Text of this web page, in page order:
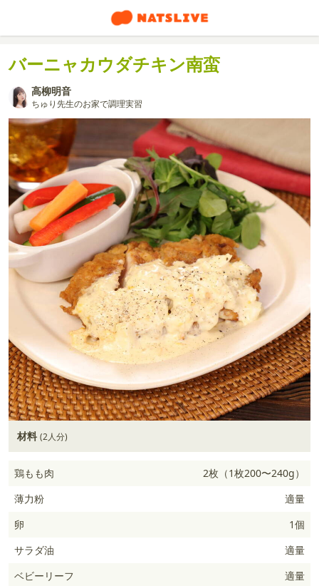
バーニャカウダチキン南蛮
高柳明音
ちゅり先生のお家で調理実習
材料 (2人分)
鶏もも肉
2枚（1枚200〜240g）
薄力粉
適量
卵
1個
サラダ油
適量
ベビーリーフ
適量